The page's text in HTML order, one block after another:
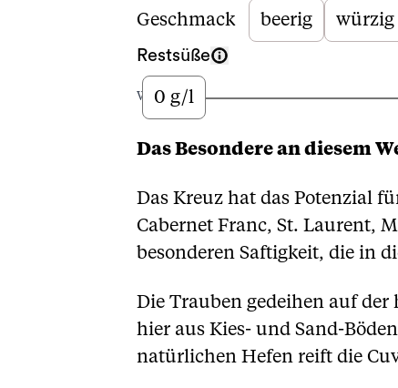
Beschreibung
Geschmack beerig würzig
Restsüße
Wenig0 g/l
Das Besondere an diesem
Das Kreuz hat das Potenzial
Cabernet Franc, St. Laurent,
besonderen Saftigkeit, die in
Die Trauben gedeihen auf der
hier aus Kies- und Sand-
natürlichen Hefen reift die